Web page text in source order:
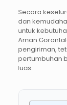
Secara
dan
untuk
Aman
pengiriman,
pertumbuhan
luas.